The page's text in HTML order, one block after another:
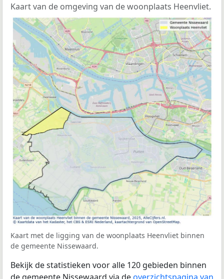
Kaart van de omgeving van de woonplaats Heenvliet.
Kaart met de ligging van de woonplaats Heenvliet binnen
de gemeente Nissewaard.
Bekijk de statistieken voor alle 120 gebieden binnen